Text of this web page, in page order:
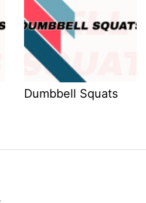
Dumbbell Squats